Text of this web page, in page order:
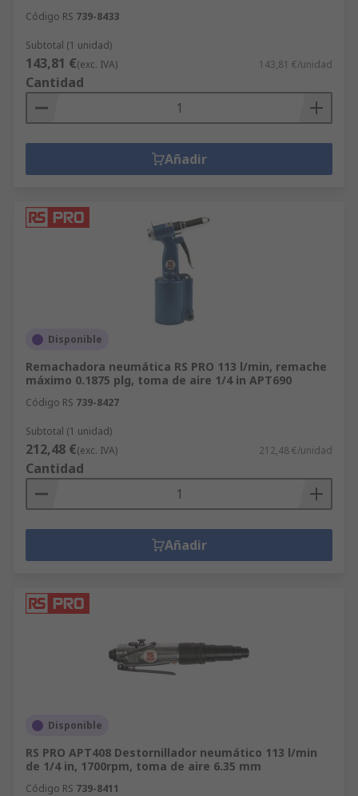
Código RS 739-8433
Subtotal (1 unidad)
143,81 €(exc. IVA) 143,81 €/unidad
Cantidad
Añadir
Disponible
Remachadora neumática RS PRO 113 l/min, remache
máximo 0.1875 plg, toma de aire 1/4 in APT690
Código RS 739-8427
Subtotal (1 unidad)
212,48 €(exc. IVA) 212,48 €/unidad
Cantidad
Añadir
Disponible
RS PRO APT408 Destornillador neumático 113 l/min
de 1/4 in, 1700rpm, toma de aire 6.35 mm
Código RS 739-8411